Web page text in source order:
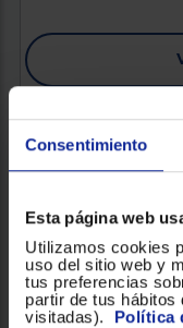
Consentimiento
Esta página web
Utilizamos cookies
uso del sitio web y
tus preferencias
partir de tus hábitos
visitadas). Política